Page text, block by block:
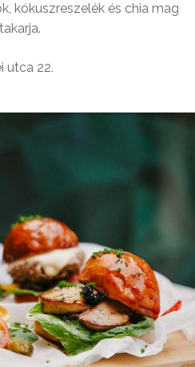
kókuszreszelék és chia mag
utca 22.